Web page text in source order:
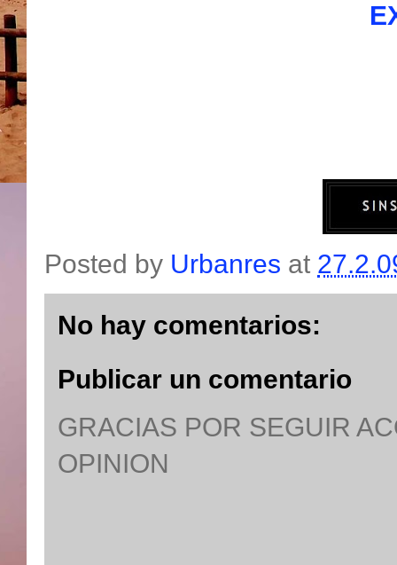
Posted by Urbanres at
No hay comentarios:
Publicar un comentario
GRACIAS POR SEGUIR
OPINION